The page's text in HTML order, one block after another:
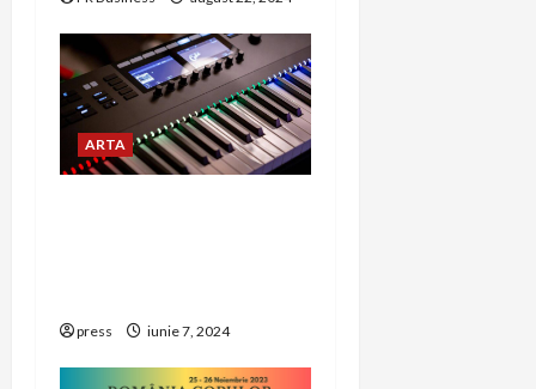
ARTA
press iunie 7, 2024